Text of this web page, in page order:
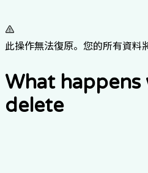
此操作無法復原。您的所有資料
What happens
delete